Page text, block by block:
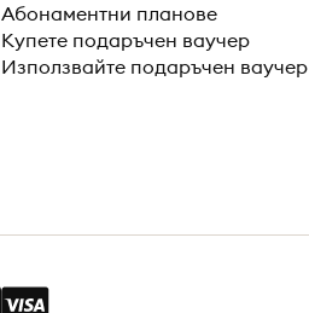
Абонаментни планове
Купете подаръчен ваучер
Използвайте подаръчен ваучер